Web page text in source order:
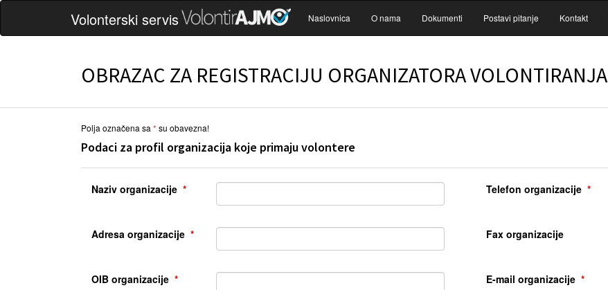
Volonterski servis Naslovnica O nama Dokumenti Postavi pitanje Kontakt
OBRAZAC ZA REGISTRACIJU ORGANIZATORA VOLONTIRANJA
Polja označena sa su obavezna!
Podaci za profil organizacija koje primaju volontere
Naziv organizacije
Adresa organizacije
OIB organizacije
Telefon organizacije
Fax organizacije
E-mail organizacije